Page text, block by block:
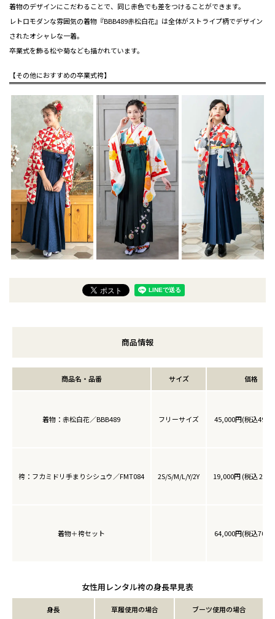
着物のデザインにこだわることで、同じ赤色でも差をつけることができます。
レトロモダンな雰囲気の着物『BBB489赤松白花』は全体がストライプ柄でデザイン
されたオシャレな一着。
卒業式を飾る松や菊なども描かれています。
【その他におすすめの卒業式袴】
商品情報
商品名・品番 サイズ 価格
着物：赤松白花／BBB489 フリーサイズ 45,000円(税込
袴：フカミドリ手まりシシュウ／FMT084 2S/S/M/L/Y/2Y 19,000円 (税込
着物＋袴セット 64,000円(税込
女性用レンタル袴の身長早見表
身長 草履使用の場合 ブーツ使用の場合